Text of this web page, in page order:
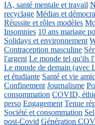
IA, santé mentale et travail
recyclage Médias et
Réussite et rôles modèles
Insomnies 10 ans mariage
Solidays et environnement
Contraception masculine
l'argent Le monde tel qu'ils
Le monde de demain (avec
et étudiante Santé et vie
Confinement Journalisme
consommation COVID,
perso Engagement Tenue
Société et consommation
post-Covid Génération